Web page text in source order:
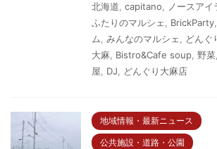
北海道, capitano, ノースア
ふたりのマルシェ, BrickParty,
ム, みんなのマルシェ, どんぐ
大麻, Bistro&Cafe soup, 野菜,
屋, DJ, どんぐり大麻店
地域情報・最新ニュース
公共施設・道路・公園